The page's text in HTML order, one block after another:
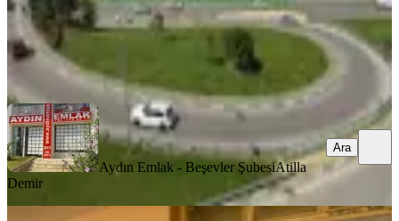
Aydın Emlak - Beşevler Şubesi Atilla Demir
Aydın Emlak - Beşevler ŞubesiAtilla
Demir
Ara